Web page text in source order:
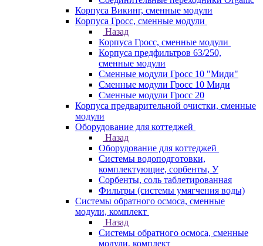
Корпуса Викинг, сменные модули
Корпуса Гросс, сменные модули
Назад
Корпуса Гросс, сменные модули
Корпуса предфильтров 63/250,
сменные модули
Сменные модули Гросс 10 "Миди"
Сменные модули Гросс 10 Миди
Сменные модули Гросс 20
Корпуса предварительной очистки, сменные
модули
Оборудование для коттеджей
Назад
Оборудование для коттеджей
Системы водоподготовки,
комплектующие, сорбенты, У
Сорбенты, соль таблетированная
Фильтры (системы умягчения воды)
Системы обратного осмоса, сменные
модули, комплект
Назад
Системы обратного осмоса, сменные
модули, комплект